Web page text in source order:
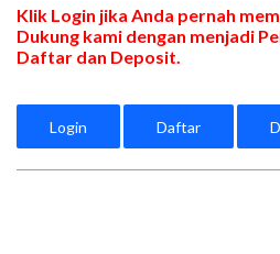
Klik Login jika Anda pernah
Dukung kami dengan menjadi
Daftar dan Deposit.
Login Daftar